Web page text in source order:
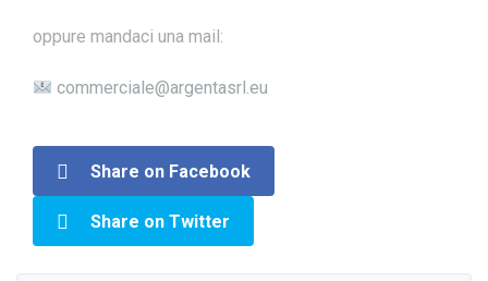
oppure mandaci una mail:
commerciale@argentasrl.eu
Share on Facebook
Share on Twitter